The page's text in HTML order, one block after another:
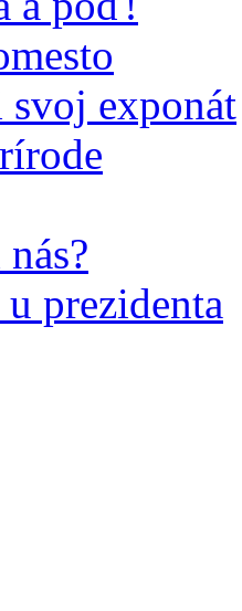
svoj exponát
prezidenta